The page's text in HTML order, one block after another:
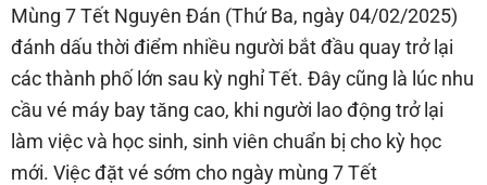
Mùng 7 Tết Nguyên Đán (Thứ Ba, ngày 04/02/2025)
đánh dấu thời điểm nhiều người bắt đầu quay trở lại
các thành phố lớn sau kỳ nghỉ Tết. Đây cũng là lúc nhu
cầu vé máy bay tăng cao, khi người lao động trở lại
làm việc và học sinh, sinh viên chuẩn bị cho kỳ học
mới. Việc đặt vé sớm cho ngày mùng 7 Tết